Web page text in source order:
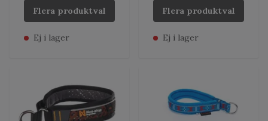
Flera produktval
Ej i lager
Flera produktval
Ej i lager